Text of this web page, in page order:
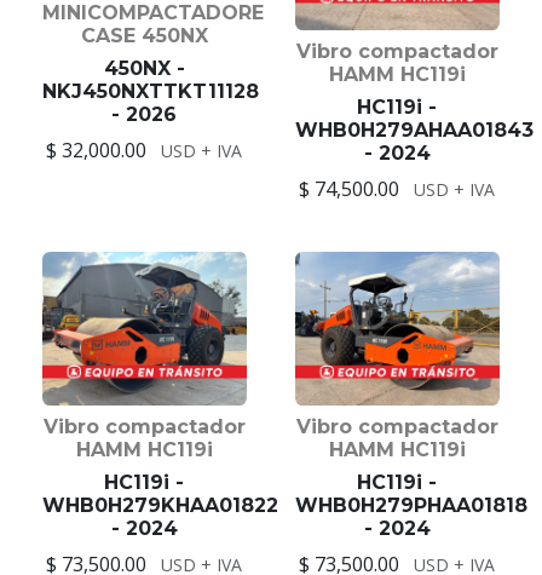
MINICOMPACTADORE
CASE 450NX
450NX -
NKJ450NXTTKT11128
- 2026
$ 32,000.00 USD + IVA
Vibro compactador
HAMM HC119i
HC119i -
WHB0H279AHAA01843
- 2024
$ 74,500.00 USD + IVA
Vibro compactador
HAMM HC119i
HC119i -
WHB0H279KHAA01822
- 2024
$ 73,500.00 USD + IVA
Vibro compactador
HAMM HC119i
HC119i -
WHB0H279PHAA01818
- 2024
$ 73,500.00 USD + IVA